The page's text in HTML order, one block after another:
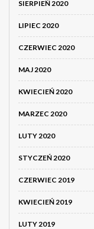
SIERPIEŃ 2020
LIPIEC 2020
CZERWIEC 2020
MAJ 2020
KWIECIEŃ 2020
MARZEC 2020
LUTY 2020
STYCZEŃ 2020
CZERWIEC 2019
KWIECIEŃ 2019
LUTY 2019